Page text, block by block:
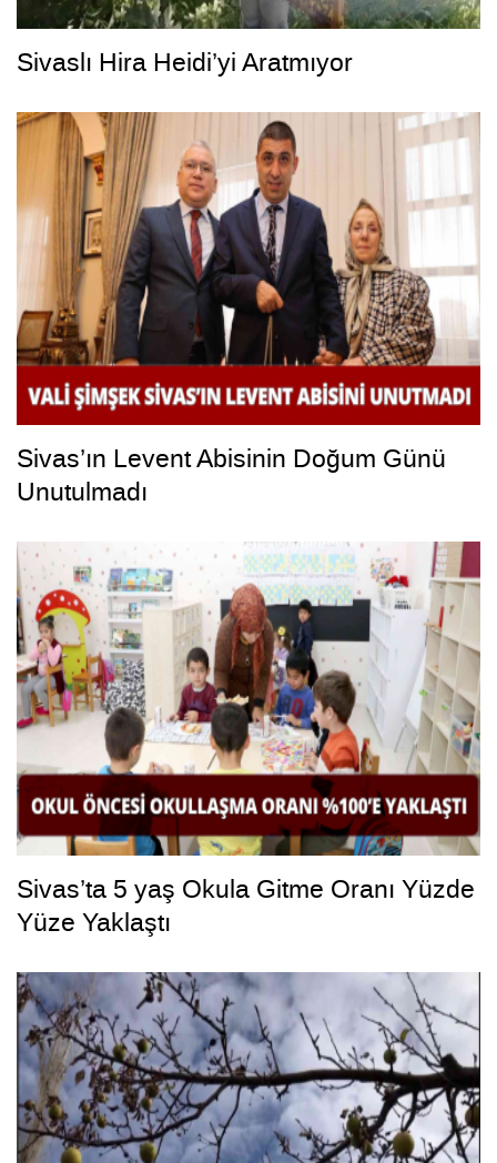
Sivaslı Hira Heidi’yi Aratmıyor
Sivas’ın Levent Abisinin Doğum Günü
Unutulmadı
Sivas’ta 5 yaş Okula Gitme Oranı Yüzde
Yüze Yaklaştı